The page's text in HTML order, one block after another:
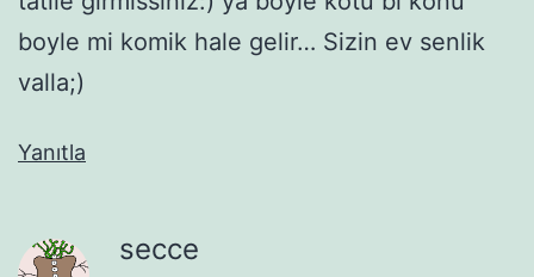
boyle mi komik hale gelir… Sizin ev senlik
valla;)
Yanıtla
secce